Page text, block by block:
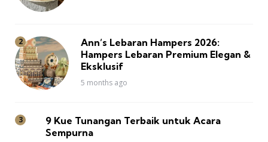
Ann’s Lebaran Hampers 2026:
Hampers Lebaran Premium Elegan &
Eksklusif
5 months ago
9 Kue Tunangan Terbaik untuk Acara
Sempurna